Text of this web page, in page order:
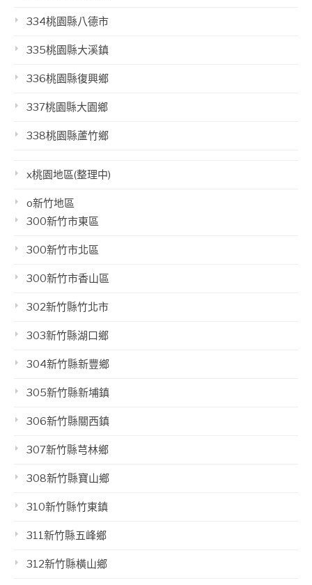
334桃園縣八德市
335桃園縣大溪鎮
336桃園縣復興鄉
337桃園縣大園鄉
338桃園縣蘆竹鄉
x桃園地區(整理中)
o新竹地區
300新竹市東區
300新竹市北區
300新竹市香山區
302新竹縣竹北市
303新竹縣湖口鄉
304新竹縣新豐鄉
305新竹縣新埔鎮
306新竹縣關西鎮
307新竹縣芎林鄉
308新竹縣寶山鄉
310新竹縣竹東鎮
311新竹縣五峰鄉
312新竹縣橫山鄉